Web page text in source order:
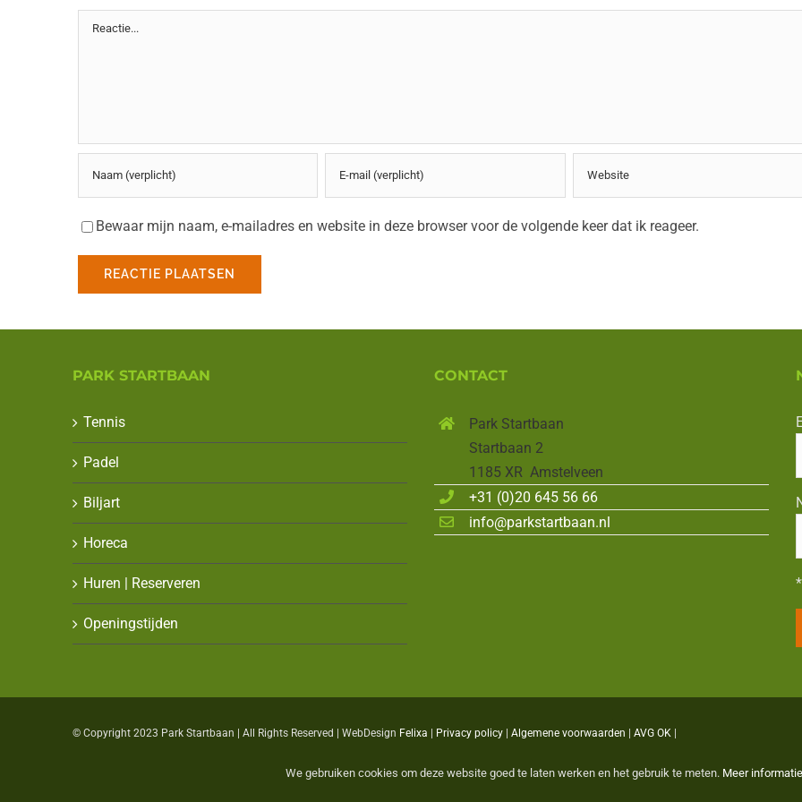
Bewaar mijn naam, e-mailadres en website in deze browser voor de volgende keer dat ik reageer.
PARK STARTBAAN
Tennis
Padel
Biljart
Horeca
Huren | Reserveren
Openingstijden
CONTACT
Park Startbaan
Startbaan 2
1185 XR Amstelveen
+31 (0)20 645 56 66
info@parkstartbaan.nl
© Copyright 2023 Park Startbaan | All Rights Reserved | WebDesign Felixa | Privacy policy |Algemene voorwaarden |AVG OK |
We gebruiken cookies om deze website goed te laten werken en het gebruik te meten. Meer informatie